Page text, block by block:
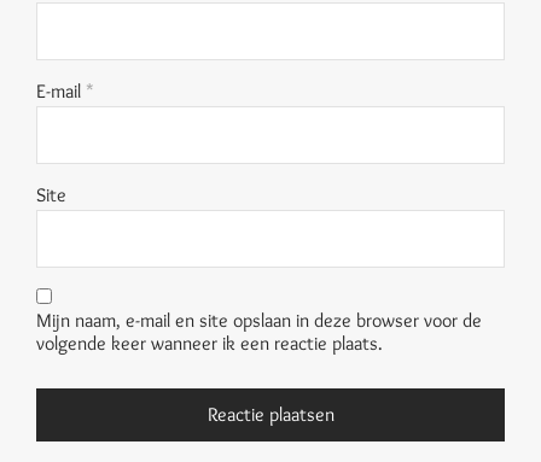
E-mail *
Site
Mijn naam, e-mail en site opslaan in deze browser voor de
volgende keer wanneer ik een reactie plaats.